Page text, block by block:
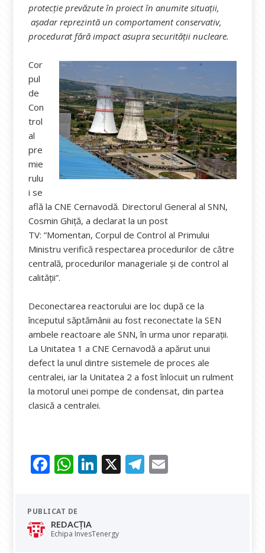
protecție prevăzute în proiect în anumite situații,
așadar reprezintă un comportament conservativ,
procedurat fără impact asupra securității nucleare.
Cor
pul
de
Con
trol
al
pre
mie
rulu
i se
află la CNE Cernavodă. Directorul General al SNN,
Cosmin Ghiță, a declarat la un post
TV: ”Momentan, Corpul de Control al Primului
Ministru verifică respectarea procedurilor de către
centrală, procedurilor manageriale și de control al
calității”.
Deconectarea reactorului are loc după ce la
începutul săptămânii au fost reconectate la SEN
ambele reactoare ale SNN, în urma unor reparații.
La Unitatea 1 a CNE Cernavodă a apărut unui
defect la unul dintre sistemele de proces ale
centralei, iar la Unitatea 2 a fost înlocuit un rulment
la motorul unei pompe de condensat, din partea
clasică a centralei.
F
e
b
o
W
at
s
A
Li
dI
X T
PUBLICAT DE
REDACȚIA
Echipa InvesTenergy